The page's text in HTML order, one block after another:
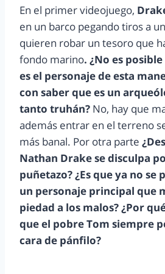
En el primer videojuego,
en un barco pegando tiros a
quieren robar un tesoro que
fondo marino. ¿No es
es el personaje de esta
con saber que es un
tanto truhán? No, hay que
además entrar en el terreno
más banal. Por otra parte
Nathan Drake se disculpa
puñetazo? ¿Es que ya no se
un personaje principal que
piedad a los malos? ¿Por
que el pobre Tom siempre
cara de pánfilo?